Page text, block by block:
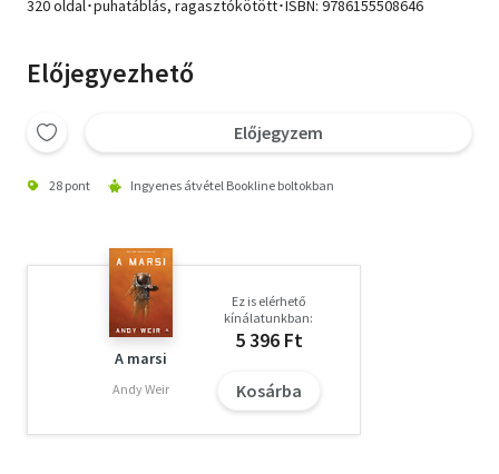
320 oldal･puhatáblás, ragasztókötött･ISBN: 9786155508646
Előjegyezhető
Előjegyzem
28 pont Ingyenes átvétel Bookline boltokban
A marsi
Andy Weir
Ez is elérhető
kínálatunkban:
5 396 Ft
Kosárba